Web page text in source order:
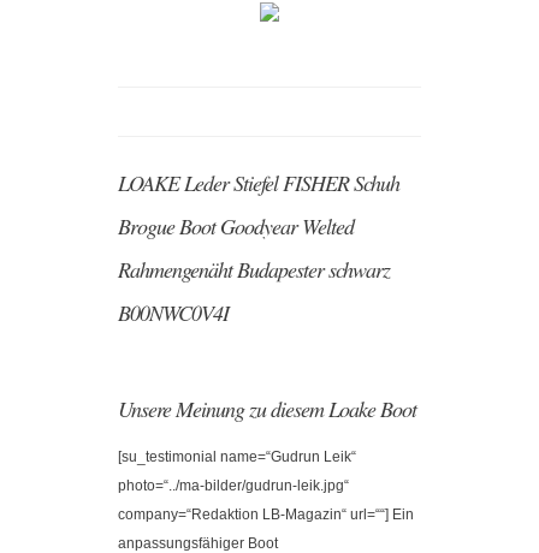
LOAKE Leder Stiefel FISHER Schuh
Brogue Boot Goodyear Welted
Rahmengenäht Budapester schwarz
B00NWC0V4I
Unsere Meinung zu diesem Loake Boot
[su_testimonial name=“Gudrun Leik“
photo=“../ma-bilder/gudrun-leik.jpg“
company=“Redaktion LB-Magazin“ url=““] Ein
anpassungsfähiger Boot